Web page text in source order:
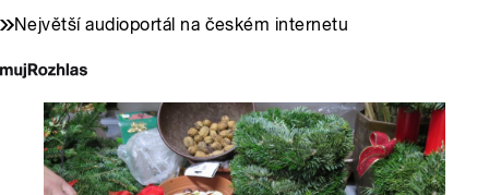
Největší audioportál na českém internetu